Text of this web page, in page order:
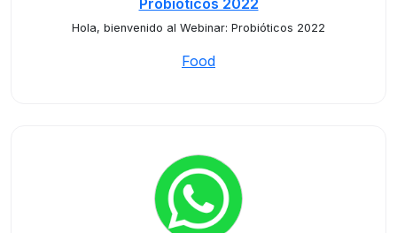
Probióticos 2022
Hola, bienvenido al Webinar: Probióticos 2022
Food